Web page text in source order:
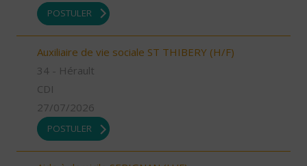
POSTULER
Auxiliaire de vie sociale ST THIBERY (H/F)
34 - Hérault
CDI
27/07/2026
POSTULER